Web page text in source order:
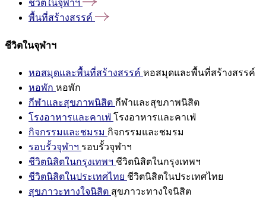
ชีวิตในจุฬาฯ
พื้นที่สร้างสรรค์
ชีวิตในจุฬาฯ
หอสมุดและพื้นที่สร้างสรรค์ หอสมุดและพื้นที่สร้างสรรค์
หอพัก หอพัก
กีฬาและสุขภาพนิสิต กีฬาและสุขภาพนิสิต
โรงอาหารและคาเฟ่ โรงอาหารและคาเฟ่
กิจกรรมและชมรม กิจกรรมและชมรม
รอบรั้วจุฬาฯ รอบรั้วจุฬาฯ
ชีวิตนิสิตในกรุงเทพฯ ชีวิตนิสิตในกรุงเทพฯ
ชีวิตนิสิตในประเทศไทย ชีวิตนิสิตในประเทศไทย
สุขภาวะทางใจนิสิต สุขภาวะทางใจนิสิต